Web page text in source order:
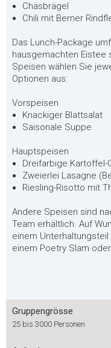
Chäsbrägel
Chili mit Berner
Das Lunch-Package
hausgemachten Eistee
Speisen wählen Sie
Optionen aus:
Vorspeisen
Knackiger Blattsalat
Saisonale Suppe
Hauptspeisen
Dreifarbige Kartoffel-
Zweierlei Lasagne
Riesling-Risotto mit
Andere Speisen sind
Team erhältlich. Auf
einem
einem Poetry Slam
Gruppengrösse
25 bis 3000 Personen